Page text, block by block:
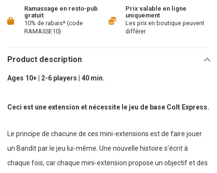
Ramassage en resto-pub
gratuit
10% de rabais* (code
RAMASSE10)
Prix valable en ligne
uniquement
Les prix en boutique peuvent
différer
Product description
Ages 10+ | 2-6 players | 40 min.
Ceci est une extension et nécessite le jeu de base Colt Express.
Le principe de chacune de ces mini-extensions est de faire jouer
un Bandit par le jeu lui-même. Une nouvelle histoire s’écrit à
chaque fois, car chaque mini-extension propose un objectif et des